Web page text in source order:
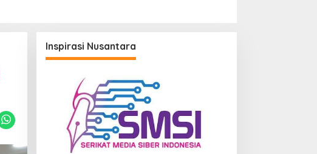
Inspirasi Nusantara